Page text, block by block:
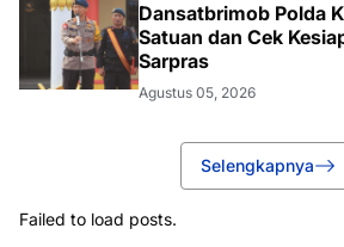
Dansatbrimob Polda
Satuan dan Cek
Sarpras
Agustus 05, 2026
Selengkapnya
Failed to load posts.